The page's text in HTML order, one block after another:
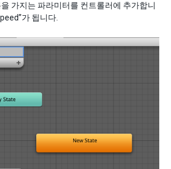
가지는 파라미터를 컨트롤러에 추가합니
가 됩니다.